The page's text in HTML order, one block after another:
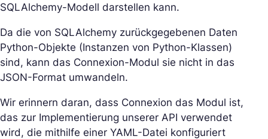
SQLAlchemy-Modell darstellen kann.
Da die von SQLAlchemy zurückgegebenen Daten
Python-Objekte (Instanzen von Python-Klassen)
sind, kann das Connexion-Modul sie nicht in das
JSON-Format umwandeln.
Wir erinnern daran, dass Connexion das Modul ist,
das zur Implementierung unserer API verwendet
wird, die mithilfe einer YAML-Datei konfiguriert